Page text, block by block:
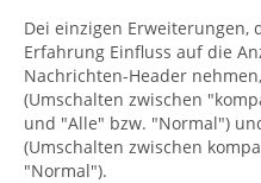
Dei einzigen Erweiterungen,
Erfahrung Einfluss auf die
Nachrichten-Header
(Umschalten zwischen
und "Alle" bzw. "Normal")
(Umschalten zwischen
"Normal").